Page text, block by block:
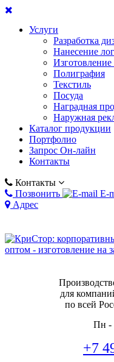
Услуги
Разработка
Нанесение
Полиграфия
Текстиль
Посуда
Наградная
Наружная
Каталог продукции
Портфолио
Запрос Он-лайн
Контакты
Контакты
Позвонить
E-
Адрес
для
по всей
Пн -
+7